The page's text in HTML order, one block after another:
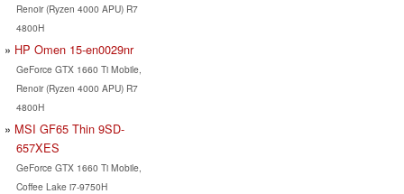
Renoir (Ryzen 4000 APU) R7
4800H
HP Omen 15-en0029nr
GeForce GTX 1660 Ti Mobile,
Renoir (Ryzen 4000 APU) R7
4800H
MSI GF65 Thin 9SD-
657XES
GeForce GTX 1660 Ti Mobile,
Coffee Lake i7-9750H